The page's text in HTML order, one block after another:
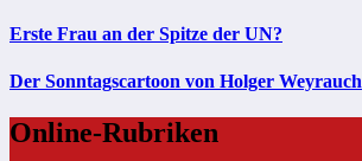
Erste Frau an der Spitze der UN?
Der Sonntagscartoon von Holger Weyrauch
Online-Rubriken